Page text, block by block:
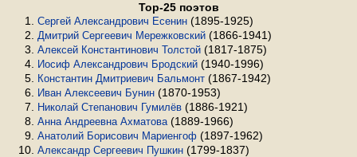
Top-25 поэтов
Сергей Александрович Есенин (1895-1925)
Дмитрий Сергеевич Мережковский (1866-1941)
Алексей Константинович Толстой (1817-1875)
Иосиф Александрович Бродский (1940-1996)
Константин Дмитриевич Бальмонт (1867-1942)
Иван Алексеевич Бунин (1870-1953)
Николай Степанович Гумилёв (1886-1921)
Анна Андреевна Ахматова (1889-1966)
Анатолий Борисович Мариенгоф (1897-1962)
Александр Сергеевич Пушкин (1799-1837)